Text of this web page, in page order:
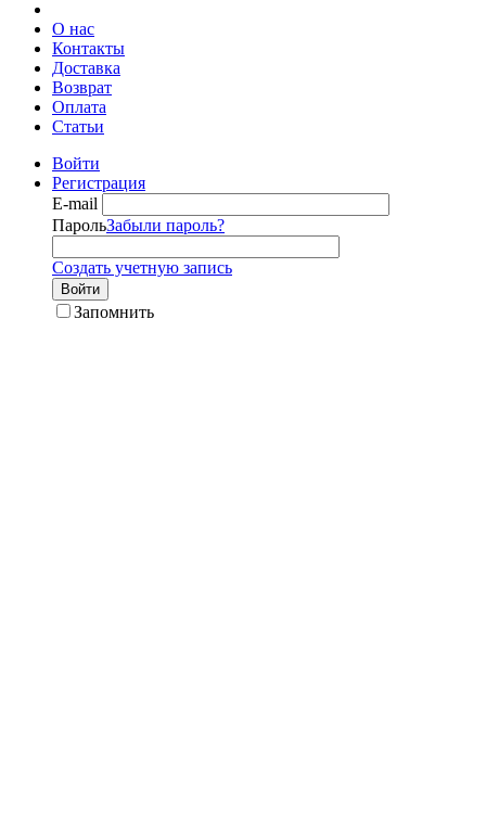
О нас
Контакты
Доставка
Возврат
Оплата
Статьи
Войти
Регистрация
E-mail
ПарольЗабыли пароль?
Создать учетную запись
Войти
Запомнить